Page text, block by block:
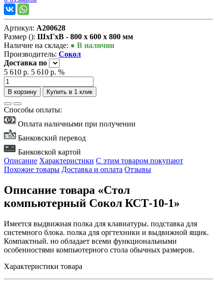
Артикул: А200628
Размер (): ШxГxВ - 800 x 600 x 800 мм
Наличие на складе: ● В наличии
Производитель: Сокол
Доставка по
5 610 р. 5 610 р. %
В корзину Купить в 1 клик
Способы оплаты:
Оплата наличными при получении
Банковский перевод
Банковской картой
Описание Характеристики С этим товаром покупают
Похожие товары Доставка и оплата Отзывы
Описание товара «Стол
компьютерный Сокол КСТ-10-1»
Имеется выдвижная полка для клавиатуры. подставка для
системного блока. полка для оргтехники и выдвижной ящик.
Компактный. но обладает всеми функциональными
особенностями компьютерного стола обычных размеров.
Характеристики товара